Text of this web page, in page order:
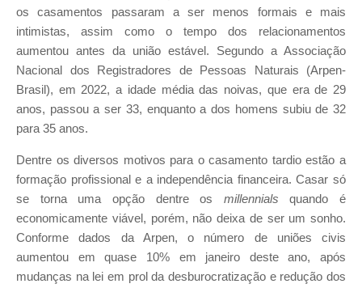
os casamentos passaram a ser menos formais e mais
intimistas, assim como o tempo dos relacionamentos
aumentou antes da união estável. Segundo a Associação
Nacional dos Registradores de Pessoas Naturais (Arpen-
Brasil), em 2022, a idade média das noivas, que era de 29
anos, passou a ser 33, enquanto a dos homens subiu de 32
para 35 anos.
Dentre os diversos motivos para o casamento tardio estão a
formação profissional e a independência financeira. Casar só
se torna uma opção dentre os millennials quando é
economicamente viável, porém, não deixa de ser um sonho.
Conforme dados da Arpen, o número de uniões civis
aumentou em quase 10% em janeiro deste ano, após
mudanças na lei em prol da desburocratização e redução dos